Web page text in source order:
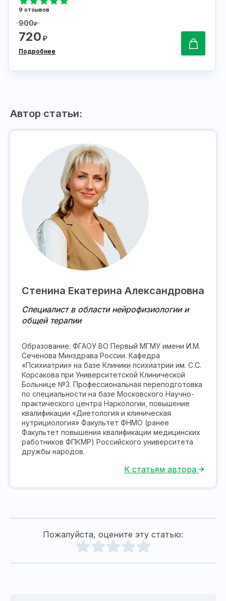
9 отзывов
900₽
720₽
Подробнее
Автор статьи:
Стенина Екатерина Александровна
Специалист в области нейрофизиологии и
общей терапии
Образование: ФГАОУ ВО Первый МГМУ имени И.М.
Сеченова Минздрава России. Кафедра
«Психиатрии» на базе Клиники психиатрии им. С.С.
Корсакова при Университетской Клинической
Больнице №3. Профессиональная переподготовка
по специальности на базе Московского Научно-
практического центра Наркологии, повышение
квалификации «Диетология и клиническая
нутрициология» Факультет ФНМО (ранее
Факультет повышения квалификации медицинских
работников ФПКМР) Российского университета
дружбы народов.
К статьям автора
Пожалуйста, оцените эту статью: